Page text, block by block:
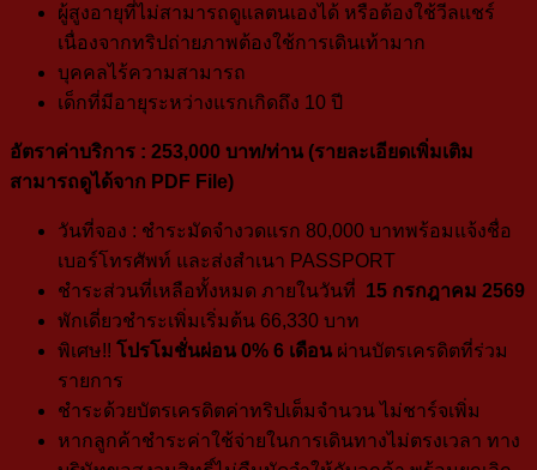
ผู้สูงอายุที่ไม่สามารถดูแลตนเองได้ หรือต้องใช้วีลแชร์
เนื่องจากทริปถ่ายภาพต้องใช้การเดินเท้ามาก
บุคคลไร้ความสามารถ
เด็กที่มีอายุระหว่างแรกเกิดถึง 10 ปี
อัตราค่าบริการ : 253,000 บาท/ท่าน (รายละเอียดเพิ่มเติม
สามารถดูได้จาก PDF File)
วันที่จอง : ชำระมัดจำงวดแรก 80,000 บาทพร้อมแจ้งชื่อ
เบอร์โทรศัพท์ และส่งสำเนา PASSPORT
ชำระส่วนที่เหลือทั้งหมด ภายในวันที่ 15 กรกฎาคม 2569
พักเดี่ยวชำระเพิ่มเริ่มต้น 66,330 บาท
พิเศษ!! โปรโมชั่นผ่อน 0% 6 เดือน ผ่านบัตรเครดิตที่ร่วม
รายการ
ชำระด้วยบัตรเครดิตค่าทริปเต็มจำนวน ไม่ชาร์จเพิ่ม
หากลูกค้าชำระค่าใช้จ่ายในการเดินทางไม่ตรงเวลา ทาง